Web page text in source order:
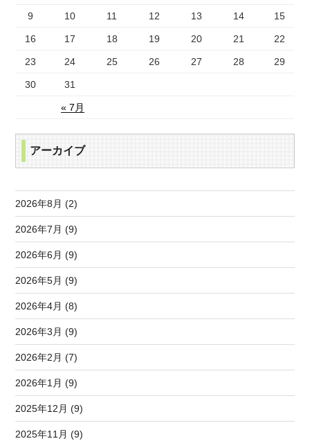
« 7月
9 10 11 12 13 14 15
16 17 18 19 20 21 22
23 24 25 26 27 28 29
30 31
アーカイブ
2026年8月 (2)
2026年7月 (9)
2026年6月 (9)
2026年5月 (9)
2026年4月 (8)
2026年3月 (9)
2026年2月 (7)
2026年1月 (9)
2025年12月 (9)
2025年11月 (9)